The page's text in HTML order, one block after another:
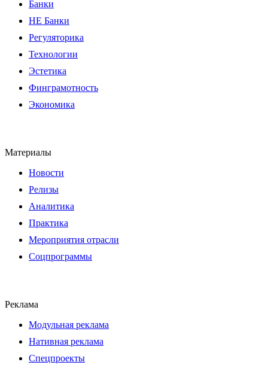
Банки
НЕ Банки
Регуляторика
Технологии
Эстетика
Финграмотность
Экономика
Материалы
Новости
Релизы
Аналитика
Практика
Мероприятия отрасли
Соцпрограммы
Реклама
Модульная реклама
Нативная реклама
Спецпроекты